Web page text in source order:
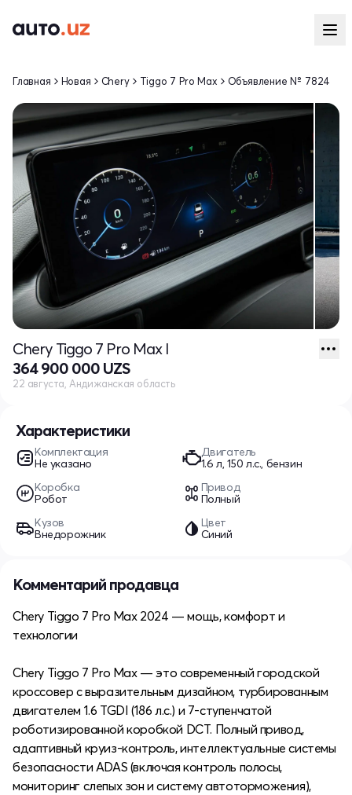
Характеристики
Комплектация
Не указано
Двигатель
1.6 л, 150 л.с., бензин
Коробка
Робот
Привод
Полный
Кузов
Внедорожник
Цвет
Синий
Главная Новая Chery Tiggo 7 Pro Max Объявление № 7824
Chery Tiggo 7 Pro Max I
364 900 000 UZS
22 августа, Андижанская область
Комментарий продавца
Chery Tiggo 7 Pro Max 2024 — мощь, комфорт и
технологии
Chery Tiggo 7 Pro Max — это современный городской
кроссовер с выразительным дизайном, турбированным
двигателем 1.6 TGDI (186 л.с.) и 7‑ступенчатой
роботизированной коробкой DCT. Полный привод,
адаптивный круиз-контроль, интеллектуальные системы
безопасности ADAS (включая контроль полосы,
мониторинг слепых зон и систему автоторможения),